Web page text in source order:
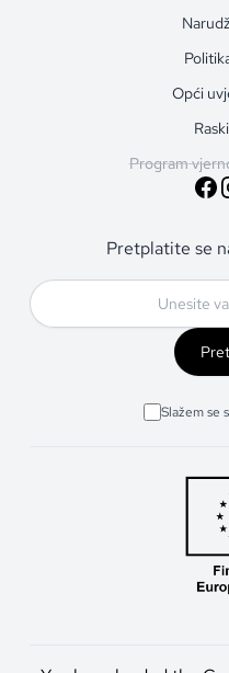
Opći
Program
Pretplatite se
Slažem se